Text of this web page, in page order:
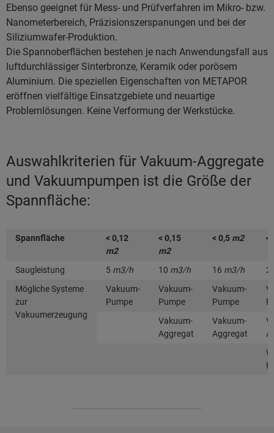
Ebenso geeignet für Mess- und Prüfverfahren im Mikro- bzw.
Nanometerbereich, Präzisionszerspanungen und bei der
Siliziumwafer-Produktion.
Die Spannoberflächen bestehen je nach Anwendungsfall aus
luftdurchlässiger Sinterbronze, Keramik oder porösem
Aluminium. Die speziellen Eigenschaften von METAPOR
eröffnen vielfältige Einsatzgebiete und neuartige
Problemlösungen. Keine Verformung der Werkstücke.
Auswahlkriterien für Vakuum-Aggregate
und Vakuumpumpen ist die Größe der
Spannfläche:
Spannfläche
< 0,12
m2
< 0,15
m2
< 0,5 m2 <
Saugleistung 5 m3/h 10 m3/h 16 m3/h
Mögliche Systeme
zur
Vakuumerzeugung
Vakuum-
Pumpe
Vakuum-
Pumpe
Vakuum-
Pumpe
Vakuum-
Aggregat
Vakuum-
Aggregat